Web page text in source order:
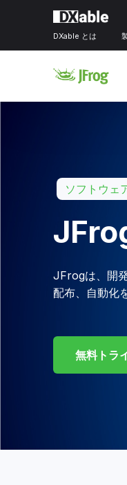
DXable とは
ソフトウェ
JFrogは、開
配布、自動化
無料トラ